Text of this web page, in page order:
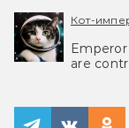
Кот-
are